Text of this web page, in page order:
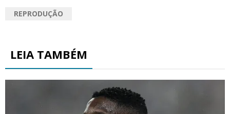
REPRODUÇÃO
LEIA TAMBÉM